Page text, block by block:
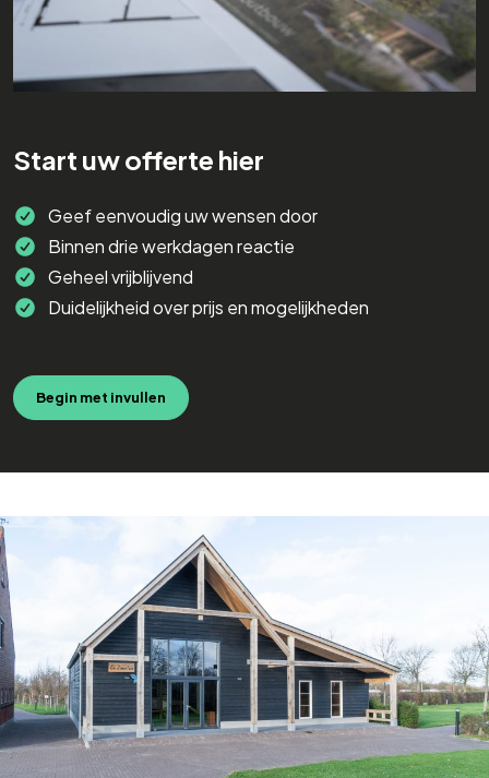
Start uw offerte hier
Geef eenvoudig uw wensen door
Binnen drie werkdagen reactie
Geheel vrijblijvend
Duidelijkheid over prijs en mogelijkheden
Begin met invullen